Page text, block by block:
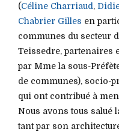
(Céline Charriaud ,
Chabrier Gilles en
communes du secteur
Teissedre, partenaires
par Mme la sous-
de communes), socio-
qui ont contribué à
Nous avons tous salué
tant par son